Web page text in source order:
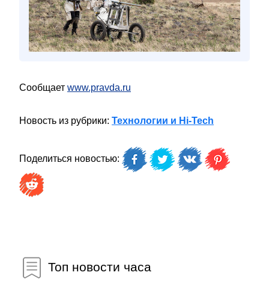
Сообщает www.pravda.ru
Новость из рубрики: Технологии и Hi-Tech
Поделиться новостью:
Топ новости часа